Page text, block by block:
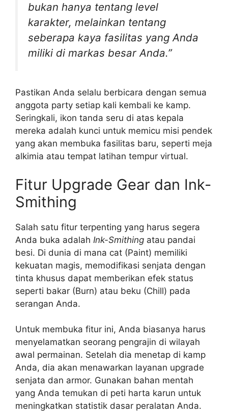
bukan hanya tentang level
karakter, melainkan tentang
seberapa kaya fasilitas yang Anda
miliki di markas besar Anda.”
Pastikan Anda selalu berbicara dengan semua
anggota party setiap kali kembali ke kamp.
Seringkali, ikon tanda seru di atas kepala
mereka adalah kunci untuk memicu misi pendek
yang akan membuka fasilitas baru, seperti meja
alkimia atau tempat latihan tempur virtual.
Fitur Upgrade Gear dan Ink-
Smithing
Salah satu fitur terpenting yang harus segera
Anda buka adalah Ink-Smithing atau pandai
besi. Di dunia di mana cat (Paint) memiliki
kekuatan magis, memodifikasi senjata dengan
tinta khusus dapat memberikan efek status
seperti bakar (Burn) atau beku (Chill) pada
serangan Anda.
Untuk membuka fitur ini, Anda biasanya harus
menyelamatkan seorang pengrajin di wilayah
awal permainan. Setelah dia menetap di kamp
Anda, dia akan menawarkan layanan upgrade
senjata dan armor. Gunakan bahan mentah
yang Anda temukan di peti harta karun untuk
meningkatkan statistik dasar peralatan Anda.